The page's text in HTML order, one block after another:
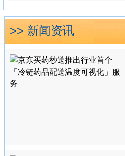
>> 新闻资讯